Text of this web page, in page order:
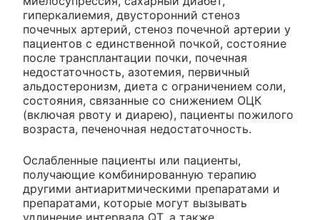
гиперкалиемия, двусторонний стеноз
почечных артерий, стеноз почечной артерии у
пациентов с единственной почкой, состояние
после трансплантации почки, почечная
недостаточность, азотемия, первичный
альдостеронизм, диета с ограничением соли,
состояния, связанные со снижением ОЦК
(включая рвоту и диарею), пациенты пожилого
возраста, печеночная недостаточность.
Ослабленные пациенты или пациенты,
получающие комбинированную терапию
другими антиаритмическими препаратами и
препаратами, которые могут вызывать